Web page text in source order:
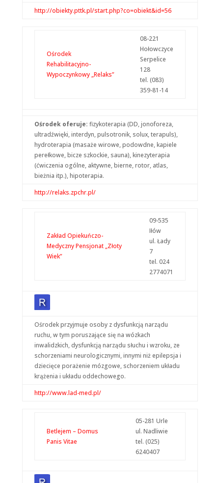
http://obiekty.pttk.pl/start.php?co=obiekt&id=56
Ośrodek
Rehabilitacyjno-
Wypoczynkowy „Relaks”
08-221
Hołowczyce
Serpelice
128
tel. (083)
359-81-14
Ośrodek oferuje: fizykoterapia (DD, jonoforeza,
ultradźwięki, interdyn, pulsotronik, solux, terapuls),
hydroterapia (masaże wirowe, podowdne, kapiele
perełkowe, bicze szkockie, sauna), kinezyterapia
(ćwiczenia ogólne, aktywne, bierne, rotor, atlas,
bieżnia itp.), hipoterapia.
http://relaks.zpchr.pl/
Zakład Opiekuńczo-
Medyczny Pensjonat „Złoty
Wiek”
09-535
Iłów
ul. Łady
7
tel. 024
2774071
Ośrodek przyjmuje osoby z dysfunkcją narządu
ruchu, w tym poruszające się na wózkach
inwalidzkich, dysfunkcją narządu słuchu i wzroku, ze
schorzeniami neurologicznymi, innymi niż epilepsja i
dziecięce porażenie mózgowe, schorzeniem układu
krążenia i układu oddechowego.
http://www.lad-med.pl/
Betlejem – Domus
Panis Vitae
05-281 Urle
ul. Nadliwie
tel. (025)
6240407